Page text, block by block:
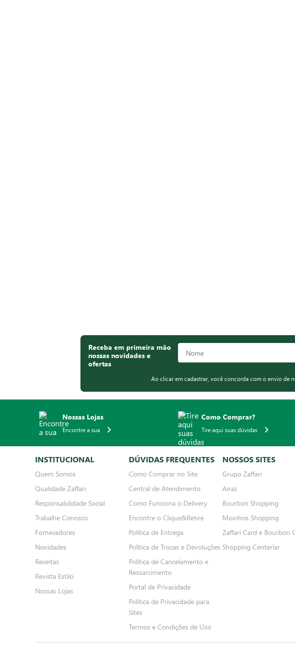
Receba em primeira mão
nossas novidades e
ofertas
Ao clicar em cadastrar, você concorda com o envio de
Nossas Lojas
Encontre a sua
Como Comprar?
Tire aqui suas dúvidas
INSTITUCIONAL
Quem Somos
Qualidade Zaffari
Responsabilidade Social
Trabalhe Conosco
Fornecedores
Novidades
Receitas
Revista Estilo
Nossas Lojas
DÚVIDAS FREQUENTES
Como Comprar no Site
Central de Atendimento
Como Funciona o Delivery
Encontre o Clique&Retire
Política de Entrega
Política de Trocas e Devoluções
Política de Cancelamento e
Ressarcimento
Portal de Privacidade
Política de Privacidade para
Sites
Termos e Condições de Uso
NOSSOS SITES
Grupo Zaffari
Airaz
Bourbon Shopping
Moinhos Shopping
Zaffari Card e Bourbon
Shopping Centerlar